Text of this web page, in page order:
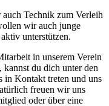
Technik zum Verleih
wir auch junge
unterstützen.
in unserem Verein
du dich unter den
in Kontakt treten und uns
freuen wir uns
oder über eine